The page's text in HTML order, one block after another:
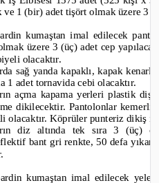
ve 1 (bir) adet tişört olmak üzere 3
kumaştan imal edilecek
üzere 3 (üç) adet cep
olacaktır.
sağ yanda kapaklı, kapak
1 adet tornavida cebi olacaktır.
açma kapama yerleri plastik
dikilecektir. Pantolonlar
olacaktır. Köprüler punteriz dikiş
diz altında tek sıra 3
bant gri renkte, 50 defa
kumaştan imal edilecek